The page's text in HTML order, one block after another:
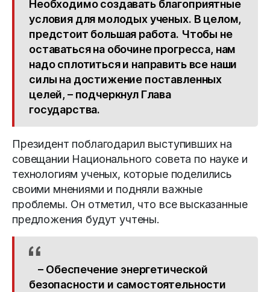
Необходимо создавать благоприятные
условия для молодых ученых. В целом,
предстоит большая работа. Чтобы не
оставаться на обочине прогресса, нам
надо сплотиться и направить все наши
силы на достижение поставленных
целей, – подчеркнул Глава
государства.
Президент поблагодарил выступивших на
совещании Национального совета по науке и
технологиям ученых, которые поделились
своими мнениями и подняли важные
проблемы. Он отметил, что все высказанные
предложения будут учтены.
– Обеспечение энергетической
безопасности и самостоятельности